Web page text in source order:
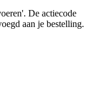
De actiecode
aan je bestelling.